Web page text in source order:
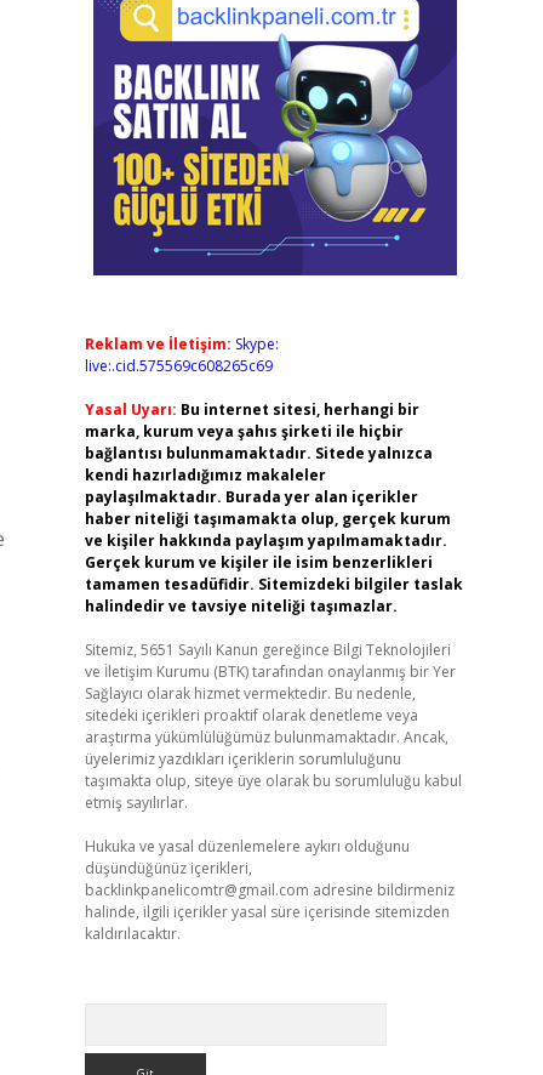
Reklam ve İletişim: Skype:
live:.cid.575569c608265c69
Yasal Uyarı: Bu internet sitesi, herhangi bir
marka, kurum veya şahıs şirketi ile hiçbir
bağlantısı bulunmamaktadır. Sitede yalnızca
kendi hazırladığımız makaleler
paylaşılmaktadır. Burada yer alan içerikler
haber niteliği taşımamakta olup, gerçek kurum
ve kişiler hakkında paylaşım yapılmamaktadır.
Gerçek kurum ve kişiler ile isim benzerlikleri
tamamen tesadüfidir. Sitemizdeki bilgiler taslak
halindedir ve tavsiye niteliği taşımazlar.
Sitemiz, 5651 Sayılı Kanun gereğince Bilgi Teknolojileri
ve İletişim Kurumu (BTK) tarafından onaylanmış bir Yer
Sağlayıcı olarak hizmet vermektedir. Bu nedenle,
sitedeki içerikleri proaktif olarak denetleme veya
araştırma yükümlülüğümüz bulunmamaktadır. Ancak,
üyelerimiz yazdıkları içeriklerin sorumluluğunu
taşımakta olup, siteye üye olarak bu sorumluluğu kabul
etmiş sayılırlar.
Hukuka ve yasal düzenlemelere aykırı olduğunu
düşündüğünüz içerikleri,
backlinkpanelicomtr@gmail.com adresine bildirmeniz
halinde, ilgili içerikler yasal süre içerisinde sitemizden
kaldırılacaktır.